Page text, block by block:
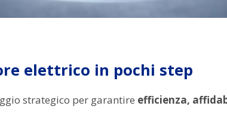
elettrico in pochi step
strategico per garantire efficienza,